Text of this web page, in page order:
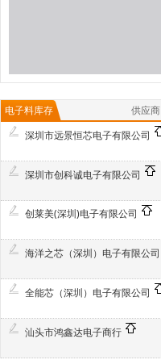
电子料库存 供应商
深圳市远景恒芯电子有限公司
深圳市创科诚电子有限公司
创莱美(深圳)电子有限公司
海洋之芯（深圳）电子有限公司
全能芯（深圳）电子有限公司
汕头市鸿鑫达电子商行